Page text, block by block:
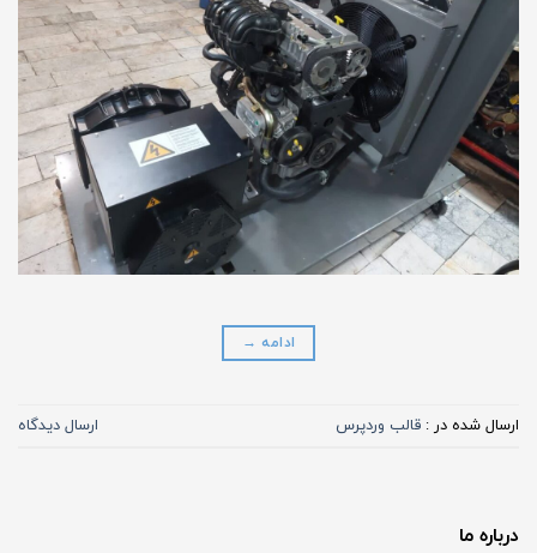
ادامه →
ارسال شده در : قالب وردپرس ارسال دیدگاه
درباره ما